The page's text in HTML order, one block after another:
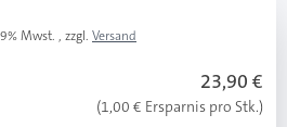
Mwst. , zzgl. Versand
23,90 €
(1,00 € Ersparnis pro Stk.)